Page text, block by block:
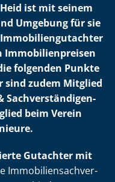
ist mit seinem
Umgebung für sie
Im­mo­bi­li­en­prei­sen
folgenden Punkte
sind zudem Mitglied
Sach­ver­stän­di­gen­
beim Verein
Gutachter mit
Im­mo­bi­li­en­sach­ver­